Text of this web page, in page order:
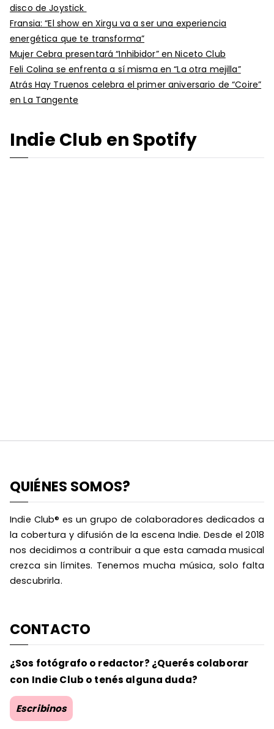
disco de Joystick
Fransia: “El show en Xirgu va a ser una experiencia
energética que te transforma”
Mujer Cebra presentará “Inhibidor” en Niceto Club
Feli Colina se enfrenta a sí misma en “La otra mejilla”
Atrás Hay Truenos celebra el primer aniversario de “Coire”
en La Tangente
Indie Club en Spotify
QUIÉNES SOMOS?
Indie Club® es un grupo de colaboradores dedicados a
la cobertura y difusión de la escena Indie. Desde el 2018
nos decidimos a contribuir a que esta camada musical
crezca sin límites. Tenemos mucha música, solo falta
descubrirla.
CONTACTO
¿Sos fotógrafo o redactor? ¿Querés colaborar
con Indie Club o tenés alguna duda?
Escribinos